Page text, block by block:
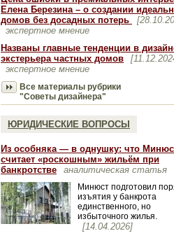
Елена Березина – о создании
домов без досадных потерь
экспертное мнение
Названы главные тенденции в
экстерьера частных домов
экспертное мнение
Все материалы рубрики
"Советы дизайнера"
ЮРИДИЧЕСКИЕ ВОПРОСЫ
Из особняка — в однушку: что
считает «роскошным» жильём при
банкротстве
аналитическая статья
Минюст подготовил
изъятия у банкрота
единственного, но
избыточного жилья.
[14.04.2026]